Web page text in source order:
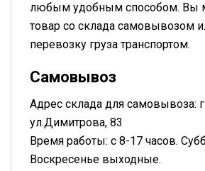
любым удобным способом. Вы
товар со склада самовывозом
перевозку груза транспортом.
Самовывоз
Адрес склада для самовывоза:
ул.Димитрова, 83
Время работы: с 8-17 часов.
Воскресенье выходные.